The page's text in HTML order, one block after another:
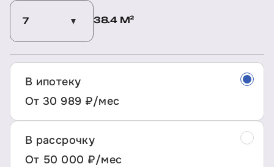
7 38.4 М²
В ипотеку
От 30 989 ₽/мес
В рассрочку
От 50 000 ₽/мес